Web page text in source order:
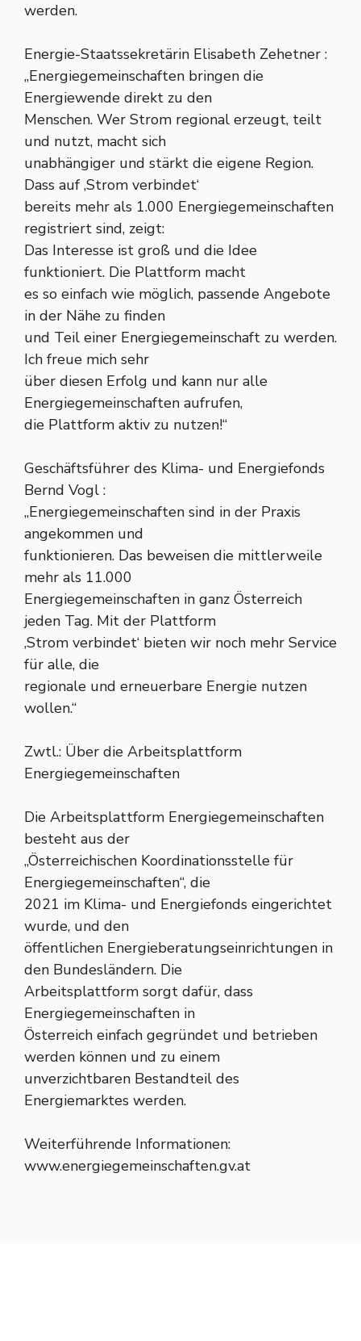
werden.
Energie-Staatssekretärin Elisabeth Zehetner :
„Energiegemeinschaften bringen die
Energiewende direkt zu den
Menschen. Wer Strom regional erzeugt, teilt
und nutzt, macht sich
unabhängiger und stärkt die eigene Region.
Dass auf ,Strom verbindet‘
bereits mehr als 1.000 Energiegemeinschaften
registriert sind, zeigt:
Das Interesse ist groß und die Idee
funktioniert. Die Plattform macht
es so einfach wie möglich, passende Angebote
in der Nähe zu finden
und Teil einer Energiegemeinschaft zu werden.
Ich freue mich sehr
über diesen Erfolg und kann nur alle
Energiegemeinschaften aufrufen,
die Plattform aktiv zu nutzen!“
Geschäftsführer des Klima- und Energiefonds
Bernd Vogl :
„Energiegemeinschaften sind in der Praxis
angekommen und
funktionieren. Das beweisen die mittlerweile
mehr als 11.000
Energiegemeinschaften in ganz Österreich
jeden Tag. Mit der Plattform
,Strom verbindet‘ bieten wir noch mehr Service
für alle, die
regionale und erneuerbare Energie nutzen
wollen.“
Zwtl.: Über die Arbeitsplattform
Energiegemeinschaften
Die Arbeitsplattform Energiegemeinschaften
besteht aus der
„Österreichischen Koordinationsstelle für
Energiegemeinschaften“, die
2021 im Klima- und Energiefonds eingerichtet
wurde, und den
öffentlichen Energieberatungseinrichtungen in
den Bundesländern. Die
Arbeitsplattform sorgt dafür, dass
Energiegemeinschaften in
Österreich einfach gegründet und betrieben
werden können und zu einem
unverzichtbaren Bestandteil des
Energiemarktes werden.
Weiterführende Informationen:
www.energiegemeinschaften.gv.at